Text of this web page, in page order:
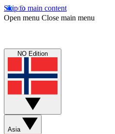
Skip to main content
Open menu Close main menu
NO Edition
Asia